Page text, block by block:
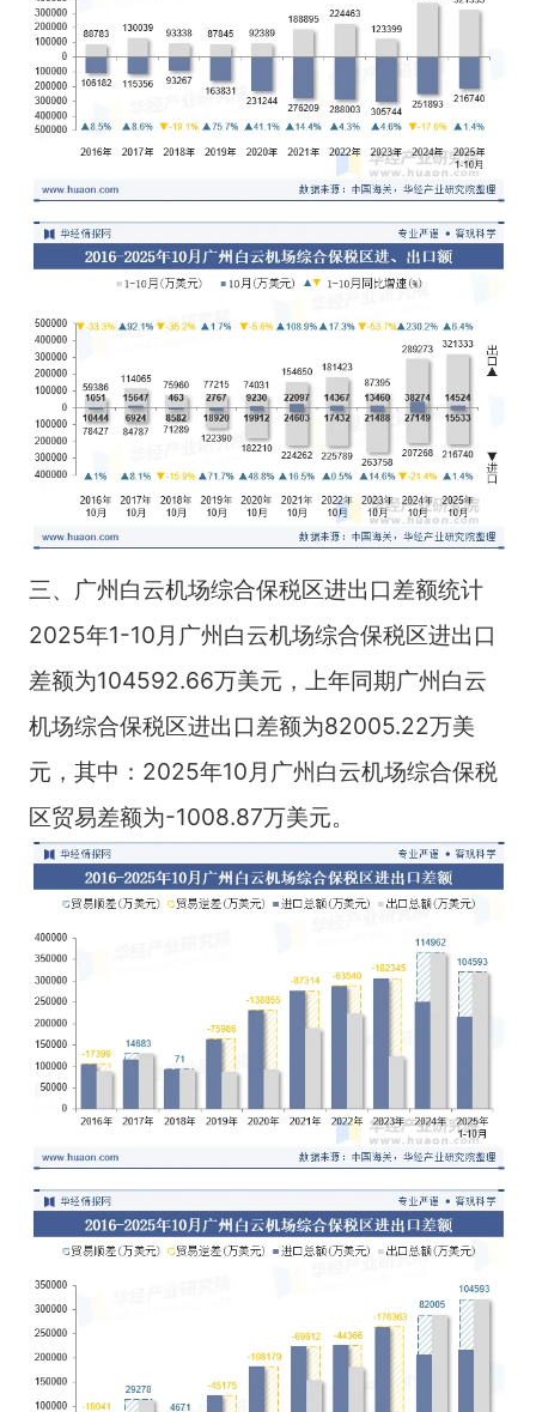
三、广州白云机场综合保税区进出口差额统计
2025年1-10月广州白云机场综合保税区进出口
差额为104592.66万美元，上年同期广州白云
机场综合保税区进出口差额为82005.22万美
元，其中：2025年10月广州白云机场综合保税
区贸易差额为-1008.87万美元。